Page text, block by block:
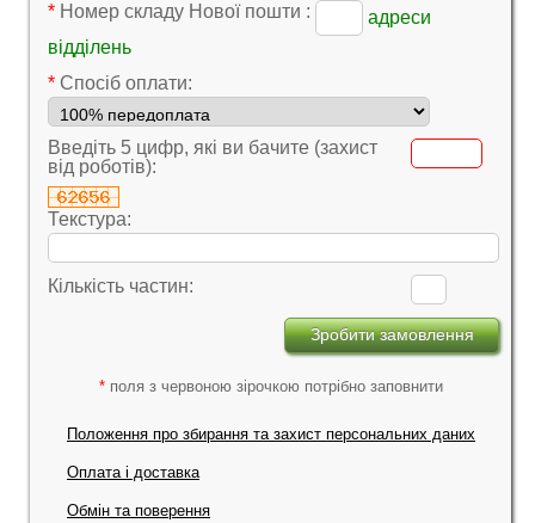
* Номер складу Нової пошти :
адреси
відділень
* Cпосіб оплати:
Введіть 5 цифр, які ви бачите (захист
від роботів):
Текстура:
Кількість частин:
* поля з червоною зірочкою потрібно заповнити
Положення про збирання та захист персональних даних
Оплата і доставка
Обмін та поверення